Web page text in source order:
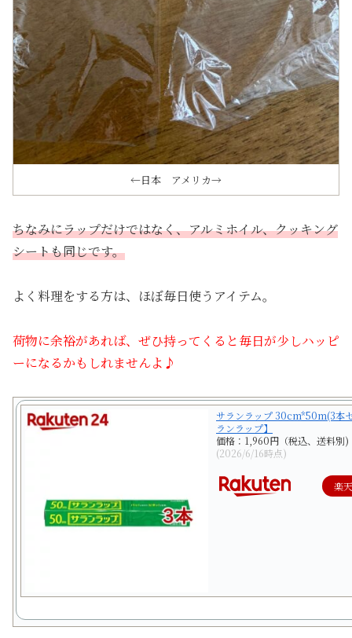
←日本 アメリカ→
ちなみにラップだけではなく、アルミホイル、クッキング
シートも同じです。
よく料理をする方は、ほぼ毎日使うアイテム。
荷物に余裕があれば、ぜひ持ってくると毎日が少しハッピ
ーになるかもしれませんよ♪
サランラップ 30cm*50m(3本
ランラップ】
価格：1,960円（税込、送料別)
(2026/6/16時点)
楽